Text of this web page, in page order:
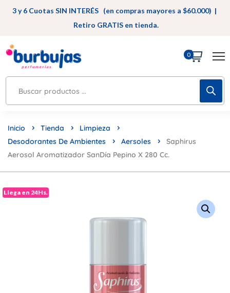
3 y 6 Cuotas SIN INTERÉS (en compras mayores a $60.000) |
Retiro GRATIS en tienda.
0
Inicio Tienda
Limpieza
Desodorantes De Ambientes
Aersoles
Saphirus
Aerosol Aromatizador SanDía Pepino X 280 Cc.
Llega en 24Hs.